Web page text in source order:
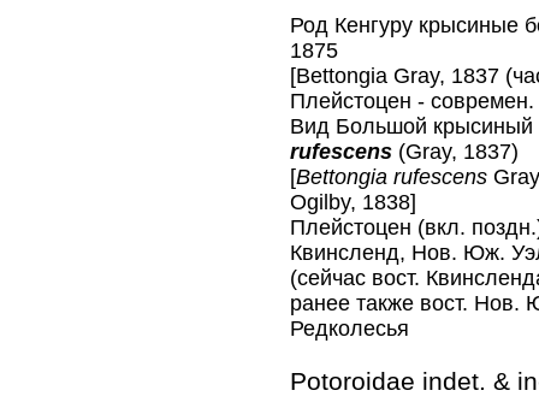
Род Кенгуру
1875
[Bettongia Gray, 1837
Плейстоцен -
Вид Большой
rufescens (Gray, 1837)
[Bettongia rufescens
Ogilby, 1838]
Плейстоцен (вкл.
Квинсленд, Нов. Юж.
(сейчас вост.
ранее также вост. Нов.
Редколесья
Potoroidae indet. &